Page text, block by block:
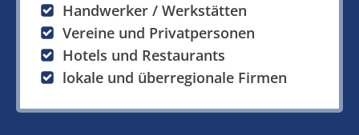
Handwerker / Werkstätten
Vereine und Privatpersonen
Hotels und Restaurants
lokale und überregionale Firmen